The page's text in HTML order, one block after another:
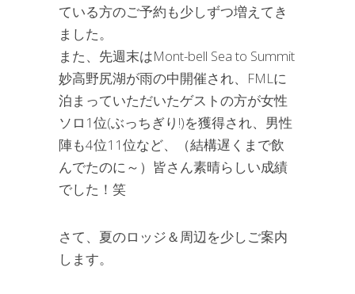
ている方のご予約も少しずつ増えてき
ました。
また、先週末はMont-bell Sea to Summit
妙高野尻湖が雨の中開催され、FMLに
泊まっていただいたゲストの方が女性
ソロ1位(ぶっちぎり!)を獲得され、男性
陣も4位11位など、（結構遅くまで飲
んでたのに～）皆さん素晴らしい成績
でした！笑
さて、夏のロッジ＆周辺を少しご案内
します。